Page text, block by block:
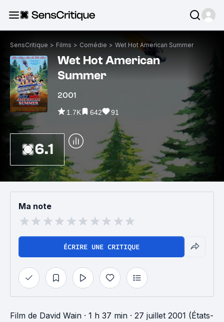
SensCritique > Films > Comédie > Wet Hot American Summer
Wet Hot American
Summer
2001
1.7K 642 91
6.1
Ma note
ÉCRIRE UNE CRITIQUE
Film de David Wain · 1 h 37 min · 27 juillet 2001 (États-